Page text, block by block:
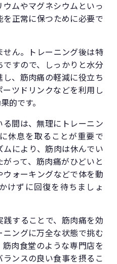
ムやマグネシウムといっ
正常に保つために必要で
ん。トレーニング後は特
すので、しっかりと水分
、筋肉痛の軽減に役立ち
ツドリンクなどを利用し
的です。
間は、無理にトレーニン
休息を取ることが重要で
により、筋肉は休んでい
って、筋肉痛がひどいと
ォーキングなどで体を動
けずに回復を待ちましょ
することで、筋肉痛を効
ングに万全な状態で挑む
肉食堂のような専門店を
ンスの良い食事を摂るこ